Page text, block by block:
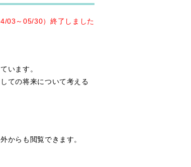
03～05/30）終了しました
います。
ての将来について考える
からも閲覧できます。